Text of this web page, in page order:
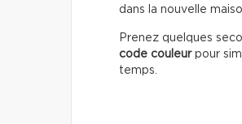
dans la nouvelle
Prenez quelques
code couleurpour
temps.